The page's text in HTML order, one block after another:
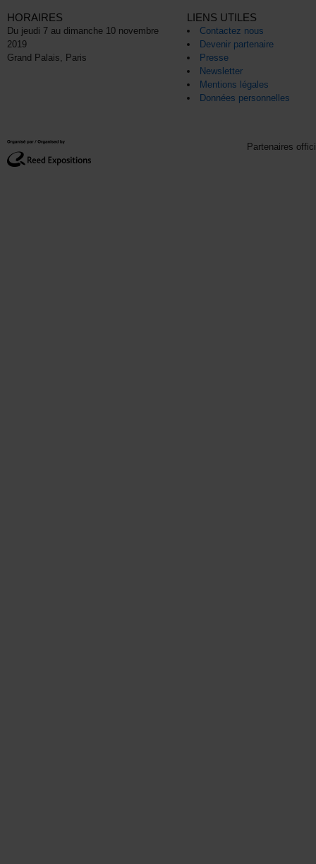
HORAIRES
Du jeudi 7 au dimanche 10 novembre
2019
Grand Palais, Paris
LIENS UTILES
Contactez nous
Devenir partenaire
Presse
Newsletter
Mentions légales
Données personnelles
Partenaires